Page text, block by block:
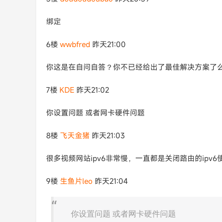
绑定
6楼 wwbfred 昨天21:00
你这是在自问自答？你不已经给出了最佳解决方案了么
7楼 KDE 昨天21:02
你设置问题 或者网卡硬件问题
8楼 飞天金猪 昨天21:03
很多视频网站ipv6非常慢，一直都是关闭路由的ipv6
9楼 生鱼片leo 昨天21:04
你设置问题 或者网卡硬件问题